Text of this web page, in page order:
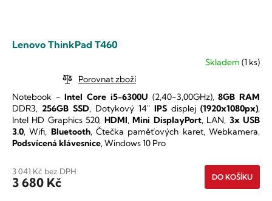
Lenovo ThinkPad T460
je
5,0
z
5
hvězdiček.
Skladem(1 ks)
Porovnat zboží
3 041 Kč bez DPH
3 680 Kč DO KOŠÍKU
Notebook -Intel Core i5-6300U (2,40-3,00GHz),8GB RAM
DDR3, 256GB SSD, Dotykový 14" IPS displej (1920x1080px),
Intel HD Graphics 520, HDMI,Mini DisplayPort, LAN, 3x USB
3.0, Wifi, Bluetooth, Čtečka paměťových karet, Webkamera,
Podsvícená klávesnice, Windows 10 Pro